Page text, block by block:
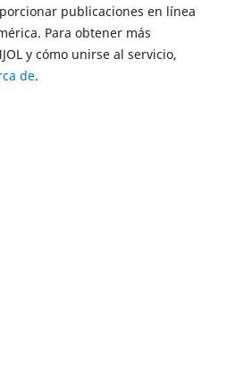
publicaciones en línea
Para obtener más
y cómo unirse al servicio,
de.